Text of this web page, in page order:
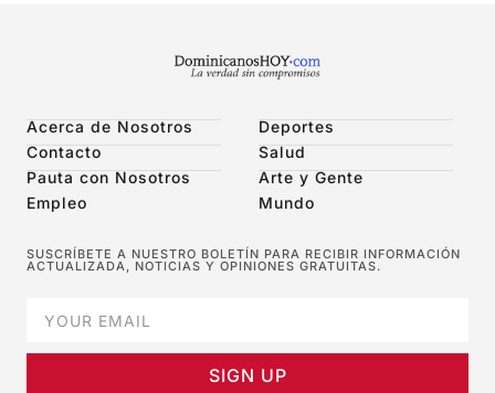
Acerca de Nosotros
Contacto
Pauta con Nosotros
Empleo
Deportes
Salud
Arte y Gente
Mundo
SUSCRÍBETE A NUESTRO BOLETÍN PARA RECIBIR INFORMACIÓN
ACTUALIZADA, NOTICIAS Y OPINIONES GRATUITAS.
SIGN UP